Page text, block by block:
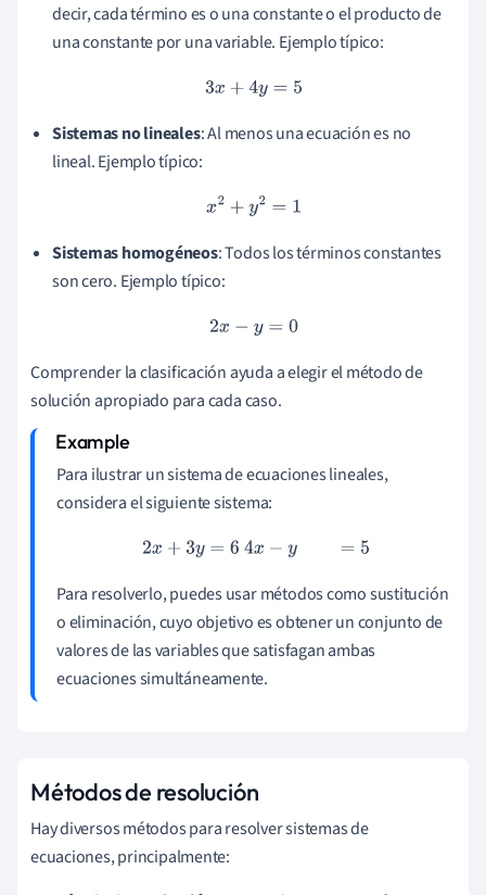
decir, cada término es o una constante o el producto de
una constante por una variable. Ejemplo típico:
3x+4y=5
Sistemas no lineales: Al menos una ecuación es no
lineal. Ejemplo típico:
x2+y2 =1
Sistemas homogéneos: Todos los términos constantes
son cero. Ejemplo típico:
2x− y=0
Comprender la clasificación ayuda a elegir el método de
solución apropiado para cada caso.
Para ilustrar un sistema de ecuaciones lineales,
considera el siguiente sistema:
2 x+ 3y =64x− y=
Para resolverlo, puedes usar métodos como sustitución
o eliminación, cuyo objetivo es obtener un conjunto de
valores de las variables que satisfagan ambas
ecuaciones simultáneamente.
Métodos de resolución
Hay diversos métodos para resolver sistemas de
ecuaciones, principalmente: